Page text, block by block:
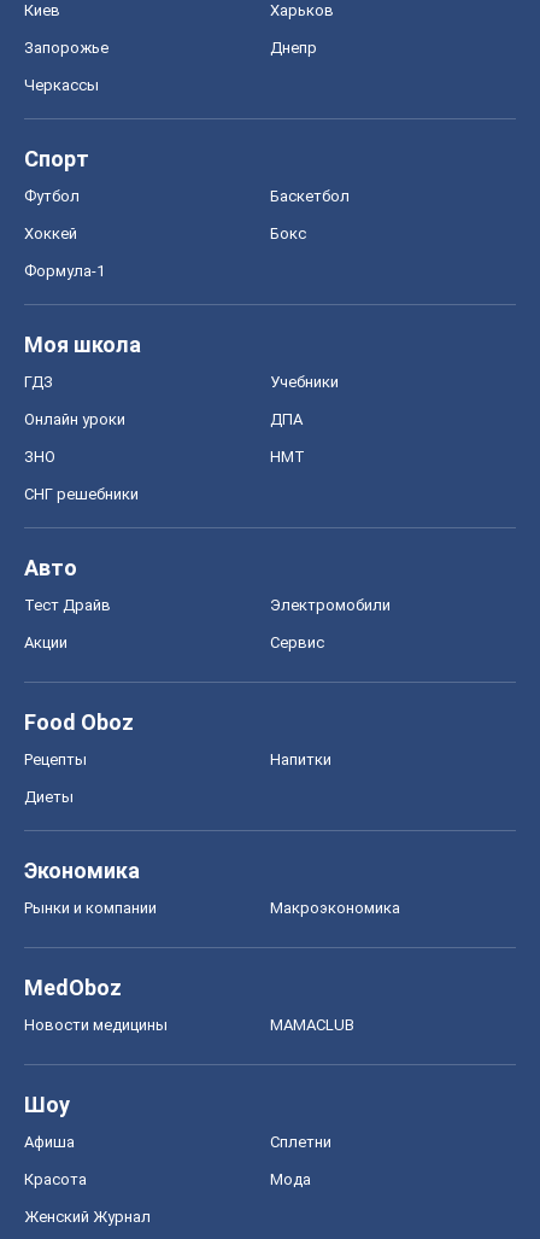
Киев Харьков
Запорожье Днепр
Черкассы
Спорт
Футбол Баскетбол
Хоккей Бокс
Формула-1
Моя школа
ГДЗ Учебники
Онлайн уроки ДПА
ЗНО НМТ
СНГ решебники
Авто
Тест Драйв Электромобили
Акции Сервис
Food Oboz
Рецепты Напитки
Диеты
Экономика
Рынки и компании Mакроэкономика
MedOboz
Новости медицины MAMACLUB
Шоу
Афиша Сплетни
Красота Мода
Женский Журнал